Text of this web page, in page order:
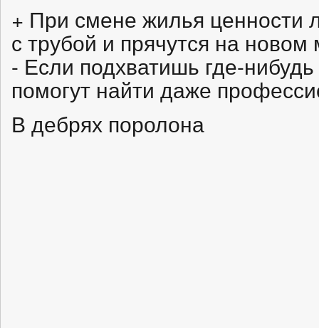
+ При смене жилья ценности
с трубой и прячутся на новом
- Если подхватишь где-
помогут найти даже
В дебрях поролона